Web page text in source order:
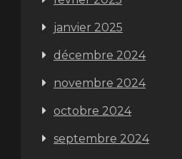
janvier 2025
décembre 2024
novembre 2024
octobre 2024
septembre 2024